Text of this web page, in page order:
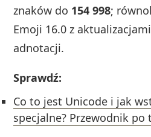
znaków do 154 998;
Emoji 16.0 z
adnotacji.
Sprawdź:
Co to jest Unicode i jak
specjalne? Przewodnik po